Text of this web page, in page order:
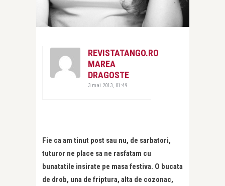
REVISTATANGO.RO
MAREA
DRAGOSTE
3 mai 2013, 01:49
Fie ca am tinut post sau nu, de sarbatori,
tuturor ne place sa ne rasfatam cu
bunatatile insirate pe masa festiva. O bucata
de drob, una de friptura, alta de cozonac,